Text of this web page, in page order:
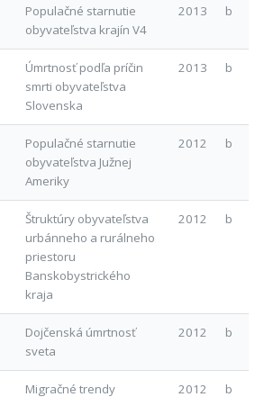
Populačné starnutie
obyvateľstva krajín V4
2013 b
Úmrtnosť podľa príčin
smrti obyvateľstva
Slovenska
2013 b
Populačné starnutie
obyvateľstva Južnej
Ameriky
2012 b
Štruktúry obyvateľstva
urbánneho a rurálneho
priestoru
Banskobystrického
kraja
2012 b
Dojčenská úmrtnosť
sveta
2012 b
Migračné trendy
2012 b